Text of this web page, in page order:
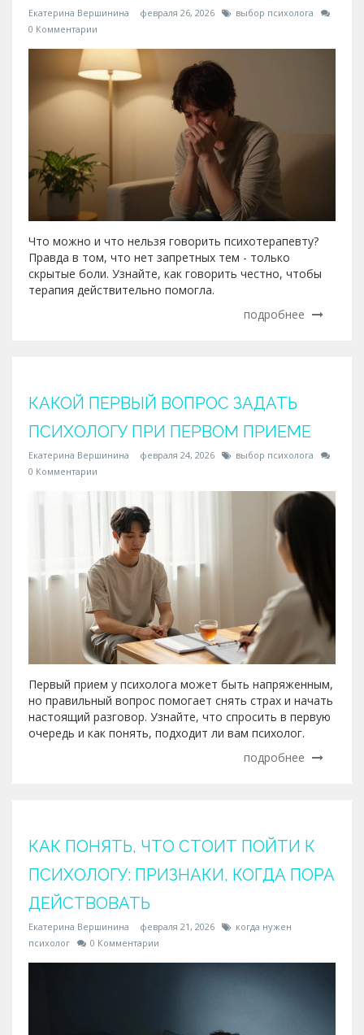
Екатерина Вершинина февраля 26, 2026
выбор психолога
0 Комментарии
Что можно и что нельзя говорить психотерапевту?
Правда в том, что нет запретных тем - только
скрытые боли. Узнайте, как говорить честно, чтобы
терапия действительно помогла.
подробнее
КАКОЙ ПЕРВЫЙ ВОПРОС ЗАДАТЬ
ПСИХОЛОГУ ПРИ ПЕРВОМ ПРИЕМЕ
Екатерина Вершинина февраля 24, 2026
выбор психолога
0 Комментарии
Первый прием у психолога может быть напряженным,
но правильный вопрос помогает снять страх и начать
настоящий разговор. Узнайте, что спросить в первую
очередь и как понять, подходит ли вам психолог.
подробнее
КАК ПОНЯТЬ, ЧТО СТОИТ ПОЙТИ К
ПСИХОЛОГУ: ПРИЗНАКИ, КОГДА ПОРА
ДЕЙСТВОВАТЬ
Екатерина Вершинина февраля 21, 2026
когда нужен
психолог
0 Комментарии